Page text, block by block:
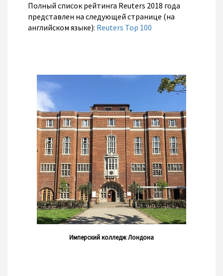
Полный список рейтинга Reuters 2018 года
представлен на следующей странице (на
английском языке): Reuters Top 100
Имперский колледж Лондона